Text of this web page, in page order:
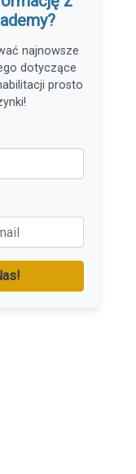
najnowsze
dotyczące
prosto